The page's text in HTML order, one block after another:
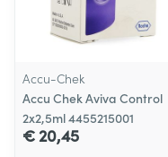
Accu-Chek
Accu Chek Aviva Control
2x2,5ml 4455215001
€ 20,45